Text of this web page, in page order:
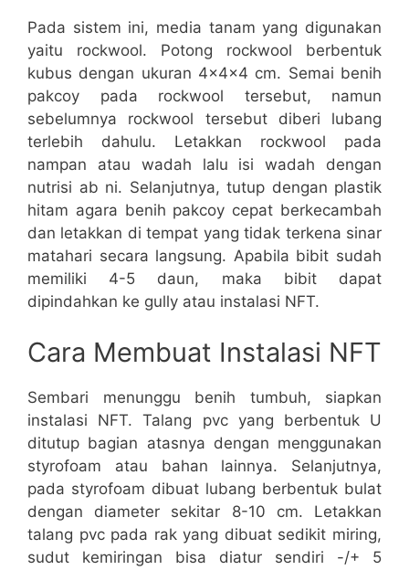
Pada sistem ini, media tanam yang digunakan
yaitu rockwool. Potong rockwool berbentuk
kubus dengan ukuran 4x4x4 cm. Semai benih
pakcoy pada rockwool tersebut, namun
sebelumnya rockwool tersebut diberi lubang
terlebih dahulu. Letakkan rockwool pada
nampan atau wadah lalu isi wadah dengan
nutrisi ab ni. Selanjutnya, tutup dengan plastik
hitam agara benih pakcoy cepat berkecambah
dan letakkan di tempat yang tidak terkena sinar
matahari secara langsung. Apabila bibit sudah
memiliki 4-5 daun, maka bibit dapat
dipindahkan ke gully atau instalasi NFT.
Cara Membuat Instalasi NFT
Sembari menunggu benih tumbuh, siapkan
instalasi NFT. Talang pvc yang berbentuk U
ditutup bagian atasnya dengan menggunakan
styrofoam atau bahan lainnya. Selanjutnya,
pada styrofoam dibuat lubang berbentuk bulat
dengan diameter sekitar 8-10 cm. Letakkan
talang pvc pada rak yang dibuat sedikit miring,
sudut kemiringan bisa diatur sendiri -/+ 5